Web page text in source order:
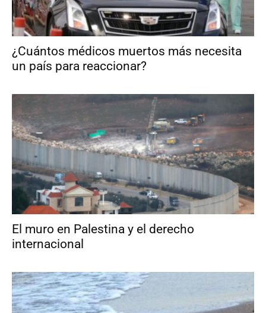
¿Cuántos médicos muertos más necesita
un país para reaccionar?
El muro en Palestina y el derecho
internacional